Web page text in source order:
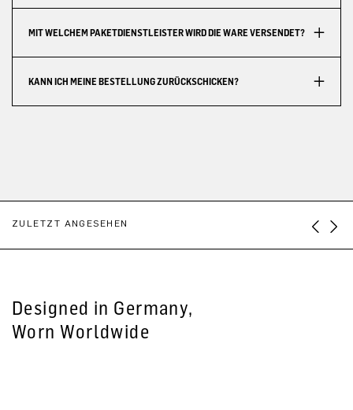
MIT WELCHEM PAKETDIENSTLEISTER WIRD DIE WARE VERSENDET?
KANN ICH MEINE BESTELLUNG ZURÜCKSCHICKEN?
ZULETZT ANGESEHEN
Designed in Germany,
Worn Worldwide